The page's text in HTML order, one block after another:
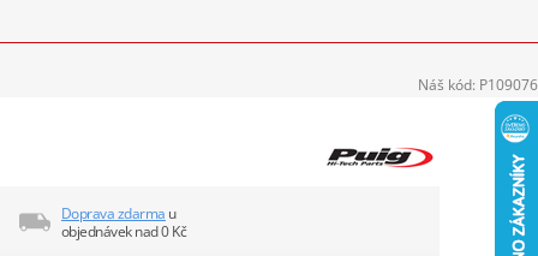
Doprava zdarma u
objednávek nad 0 Kč
Náš kód: P109076